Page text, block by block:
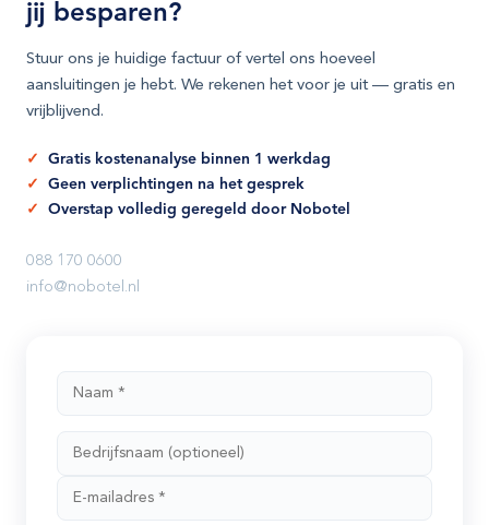
jij besparen?
Stuur ons je huidige factuur of vertel ons hoeveel
aansluitingen je hebt. We rekenen het voor je uit — gratis en
vrijblijvend.
Gratis kostenanalyse binnen 1 werkdag
Geen verplichtingen na het gesprek
Overstap volledig geregeld door Nobotel
088 170 0600
info@nobotel.nl